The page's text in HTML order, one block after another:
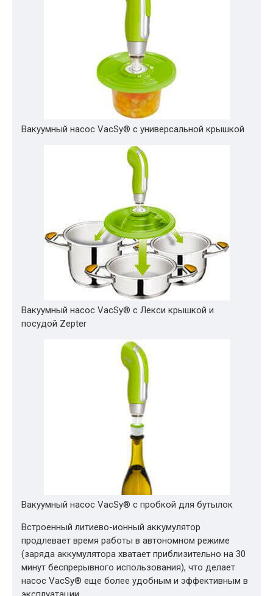
Вакуумный насос VacSy® с универсальной крышкой
Вакуумный насос VacSy® с Лекси крышкой и
посудой Zepter
Вакуумный насос VacSy® с пробкой для бутылок
Встроенный литиево-ионный аккумулятор
продлевает время работы в автономном режиме
(заряда аккумулятора хватает приблизительно на 30
минут беспрерывного использования), что делает
насос VacSy® еще более удобным и эффективным в